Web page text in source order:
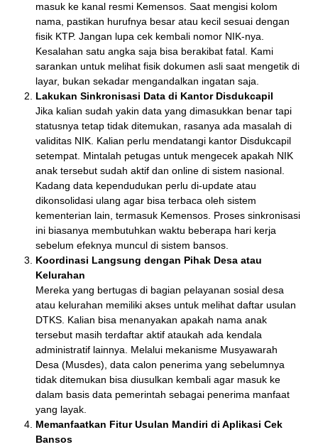
masuk ke kanal resmi Kemensos. Saat mengisi kolom
nama, pastikan hurufnya besar atau kecil sesuai dengan
fisik KTP. Jangan lupa cek kembali nomor NIK-nya.
Kesalahan satu angka saja bisa berakibat fatal. Kami
sarankan untuk melihat fisik dokumen asli saat mengetik di
layar, bukan sekadar mengandalkan ingatan saja.
Lakukan Sinkronisasi Data di Kantor Disdukcapil
Jika kalian sudah yakin data yang dimasukkan benar tapi
statusnya tetap tidak ditemukan, rasanya ada masalah di
validitas NIK. Kalian perlu mendatangi kantor Disdukcapil
setempat. Mintalah petugas untuk mengecek apakah NIK
anak tersebut sudah aktif dan online di sistem nasional.
Kadang data kependudukan perlu di-update atau
dikonsolidasi ulang agar bisa terbaca oleh sistem
kementerian lain, termasuk Kemensos. Proses sinkronisasi
ini biasanya membutuhkan waktu beberapa hari kerja
sebelum efeknya muncul di sistem bansos.
Koordinasi Langsung dengan Pihak Desa atau
Kelurahan
Mereka yang bertugas di bagian pelayanan sosial desa
atau kelurahan memiliki akses untuk melihat daftar usulan
DTKS. Kalian bisa menanyakan apakah nama anak
tersebut masih terdaftar aktif ataukah ada kendala
administratif lainnya. Melalui mekanisme Musyawarah
Desa (Musdes), data calon penerima yang sebelumnya
tidak ditemukan bisa diusulkan kembali agar masuk ke
dalam basis data pemerintah sebagai penerima manfaat
yang layak.
Memanfaatkan Fitur Usulan Mandiri di Aplikasi Cek
Bansos